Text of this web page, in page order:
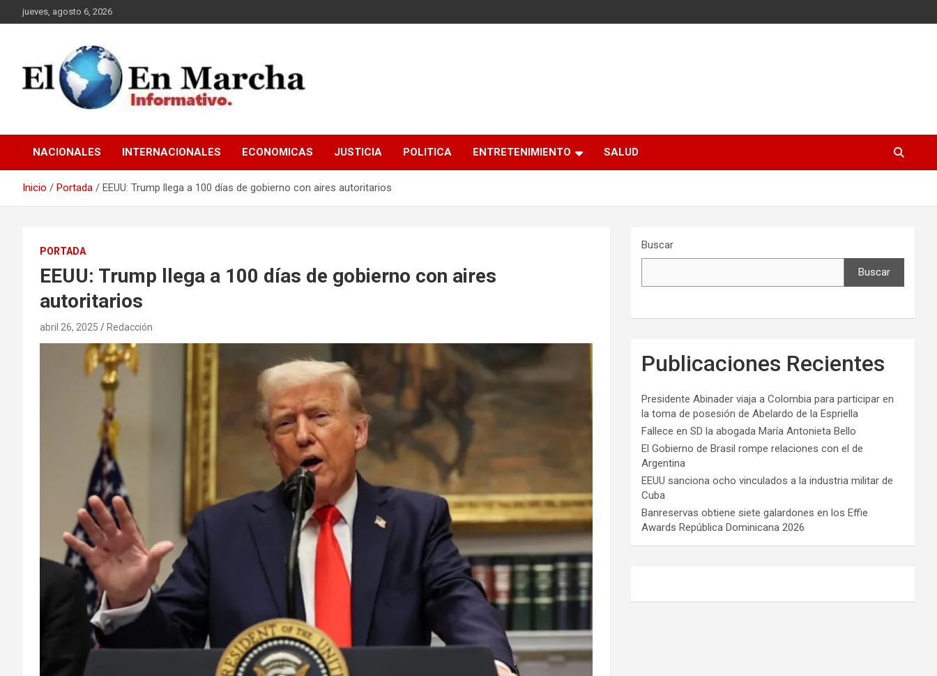
Saltar
al
jueves, agosto 6, 2026
elmundoenmarcha.net
NACIONALES INTERNACIONALES ECONOMICAS JUSTICIA POLITICA ENTRETENIMIENTO SALUD
Inicio Portada EEUU: Trump llega a 100 días de gobierno con aires autoritarios
PORTADA
EEUU: Trump llega a 100 días de gobierno con aires
autoritarios
abril 26, 2025 Redacción
Buscar
Buscar
Publicaciones Recientes
Presidente Abinader viaja a Colombia para participar en
la toma de posesión de Abelardo de la Espriella
Fallece en SD la abogada María Antonieta Bello
El Gobierno de Brasil rompe relaciones con el de
Argentina
EEUU sanciona ocho vinculados a la industria militar de
Cuba
Banreservas obtiene siete galardones en los Effie
Awards República Dominicana 2026